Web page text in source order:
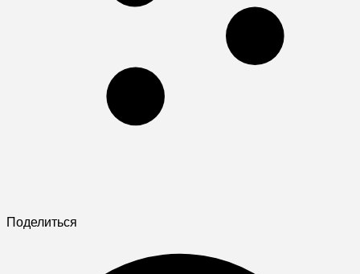
Поделиться